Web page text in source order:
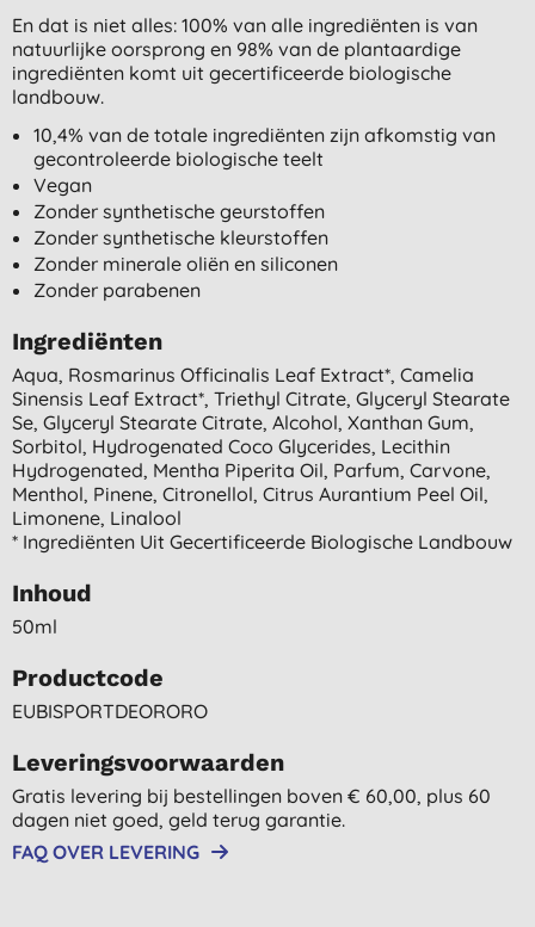
En dat is niet alles: 100% van alle ingrediënten is van
natuurlijke oorsprong en 98% van de plantaardige
ingrediënten komt uit gecertificeerde biologische
landbouw.
10,4% van de totale ingrediënten zijn afkomstig van
gecontroleerde biologische teelt
Vegan
Zonder synthetische geurstoffen
Zonder synthetische kleurstoffen
Zonder minerale oliën en siliconen
Zonder parabenen
Ingrediënten
Aqua, Rosmarinus Officinalis Leaf Extract*, Camelia
Sinensis Leaf Extract*, Triethyl Citrate, Glyceryl Stearate
Se, Glyceryl Stearate Citrate, Alcohol, Xanthan Gum,
Sorbitol, Hydrogenated Coco Glycerides, Lecithin
Hydrogenated, Mentha Piperita Oil, Parfum, Carvone,
Menthol, Pinene, Citronellol, Citrus Aurantium Peel Oil,
Limonene, Linalool
* Ingrediënten Uit Gecertificeerde Biologische Landbouw
Inhoud
50ml
Productcode
EUBISPORTDEORORO
Leveringsvoorwaarden
Gratis levering bij bestellingen boven € 60,00, plus 60
dagen niet goed, geld terug garantie.
FAQ OVER LEVERING